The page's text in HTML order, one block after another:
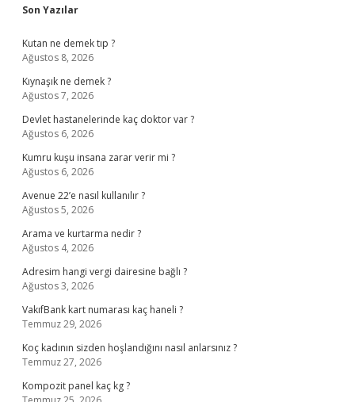
Sidebar
Son Yazılar
Kutan ne demek tıp ?
Ağustos 8, 2026
Kıynaşık ne demek ?
Ağustos 7, 2026
Devlet hastanelerinde kaç doktor var ?
Ağustos 6, 2026
Kumru kuşu insana zarar verir mi ?
Ağustos 6, 2026
Avenue 22’e nasıl kullanılır ?
Ağustos 5, 2026
Arama ve kurtarma nedir ?
Ağustos 4, 2026
Adresim hangi vergi dairesine bağlı ?
Ağustos 3, 2026
VakıfBank kart numarası kaç haneli ?
Temmuz 29, 2026
Koç kadının sizden hoşlandığını nasıl anlarsınız ?
Temmuz 27, 2026
Kompozit panel kaç kg ?